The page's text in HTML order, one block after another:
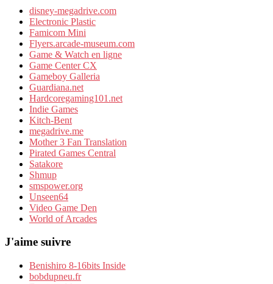
disney-megadrive.com
Electronic Plastic
Famicom Mini
Flyers.arcade-museum.com
Game & Watch en ligne
Game Center CX
Gameboy Galleria
Guardiana.net
Hardcoregaming101.net
Indie Games
Kitch-Bent
megadrive.me
Mother 3 Fan Translation
Pirated Games Central
Satakore
Shmup
smspower.org
Unseen64
Video Game Den
World of Arcades
J'aime suivre
Benishiro 8-16bits Inside
bobdupneu.fr